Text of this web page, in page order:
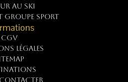
AU SKI
GROUPE SPORT
CGV
légales